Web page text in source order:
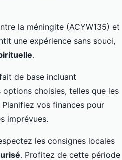
la méningite (ACYW135) et
une expérience sans souci,
.
de base incluant
choisies, telles que les
vos finances pour
imprévues.
les consignes locales
. Profitez de cette période